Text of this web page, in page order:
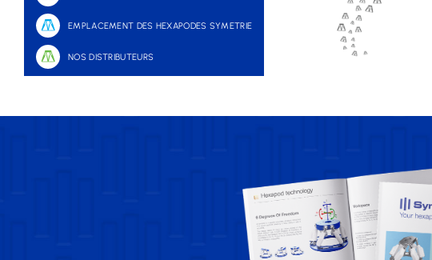
EMPLACEMENT DES HEXAPODES SYMETRIE
NOS DISTRIBUTEURS